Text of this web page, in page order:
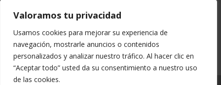
Valoramos tu privacidad
Usamos cookies para mejorar su experiencia de
navegación, mostrarle anuncios o contenidos
personalizados y analizar nuestro tráfico. Al hacer clic en
“Aceptar todo” usted da su consentimiento a nuestro uso
de las cookies.
« Jun